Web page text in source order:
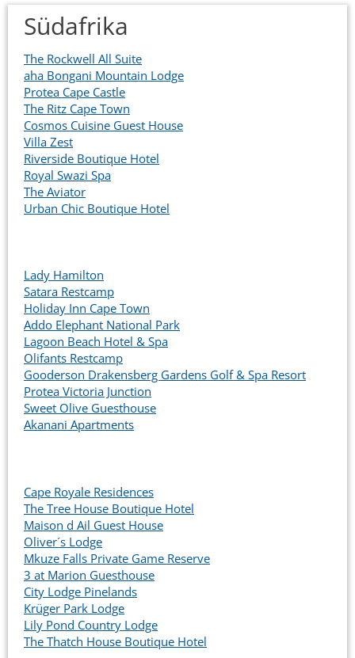
Südafrika
The Rockwell All Suite
aha Bongani Mountain Lodge
Protea Cape Castle
The Ritz Cape Town
Cosmos Cuisine Guest House
Villa Zest
Riverside Boutique Hotel
Royal Swazi Spa
The Aviator
Urban Chic Boutique Hotel
Lady Hamilton
Satara Restcamp
Holiday Inn Cape Town
Addo Elephant National Park
Lagoon Beach Hotel & Spa
Olifants Restcamp
Gooderson Drakensberg Gardens Golf & Spa Resort
Protea Victoria Junction
Sweet Olive Guesthouse
Akanani Apartments
Cape Royale Residences
The Tree House Boutique Hotel
Maison d Ail Guest House
Oliver´s Lodge
Mkuze Falls Private Game Reserve
3 at Marion Guesthouse
City Lodge Pinelands
Krüger Park Lodge
Lily Pond Country Lodge
The Thatch House Boutique Hotel